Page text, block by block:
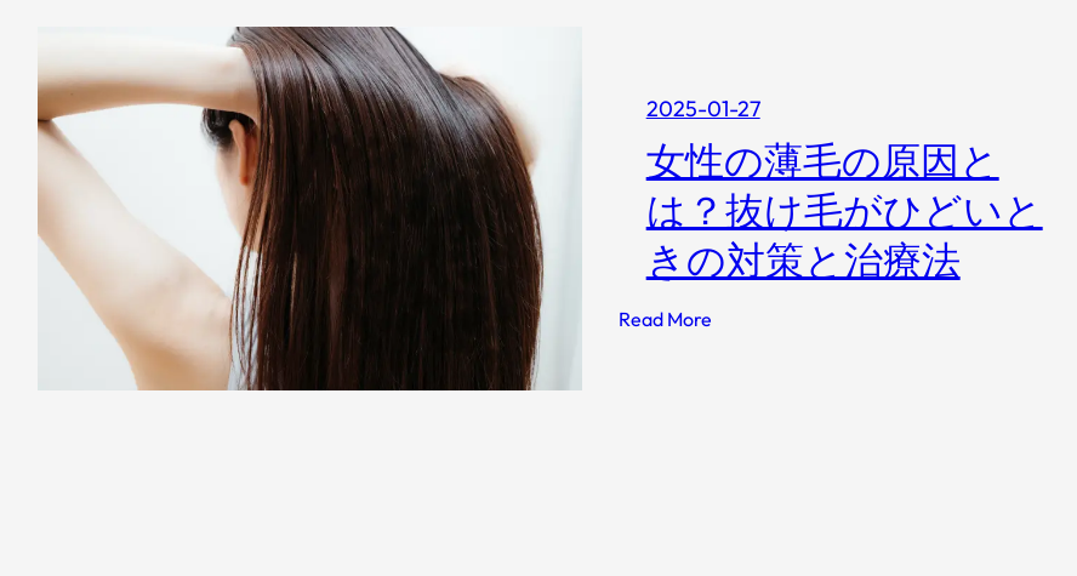
2025-01-27
女性の薄毛の原因と
は？抜け毛がひどいと
きの対策と治療法
Read More: